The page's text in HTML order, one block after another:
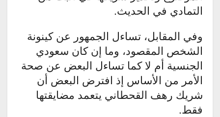
التمادي في الحديث.
وفي المقابل، تساءل الجمهور عن كينونة
الشخص المقصود، وما إن كان سعودي
الجنسية أم لا كما تساءل البعض عن صحة
الأمر من الأساس إذ افترض البعض أن
شريك رهف القحطاني يتعمد مضايقتها
فقط.